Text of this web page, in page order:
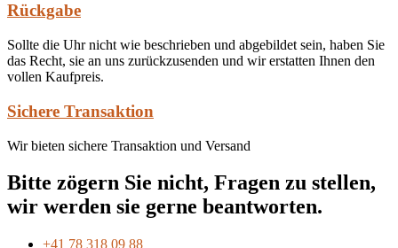
Rückgabe
Sollte die Uhr nicht wie beschrieben und abgebildet sein, haben Sie
das Recht, sie an uns zurückzusenden und wir erstatten Ihnen den
vollen Kaufpreis.
Sichere Transaktion
Wir bieten sichere Transaktion und Versand
Bitte zögern Sie nicht, Fragen zu stellen,
wir werden sie gerne beantworten.
+41 78 318 09 88